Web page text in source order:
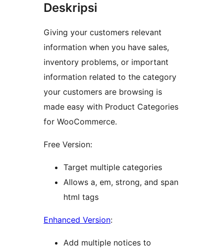
Deskripsi
Giving your customers relevant
information when you have sales,
inventory problems, or important
information related to the category
your customers are browsing is
made easy with Product Categories
for WooCommerce.
Free Version:
Target multiple categories
Allows a, em, strong, and span
html tags
Enhanced Version:
Add multiple notices to